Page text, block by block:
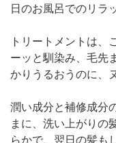
日のお風呂でのリラ
トリートメントは、
ーッと馴染み、毛先
かりうるおうのに、
潤い成分と補修成分
まに、洗い上がりの
らかで、翌日の髪も